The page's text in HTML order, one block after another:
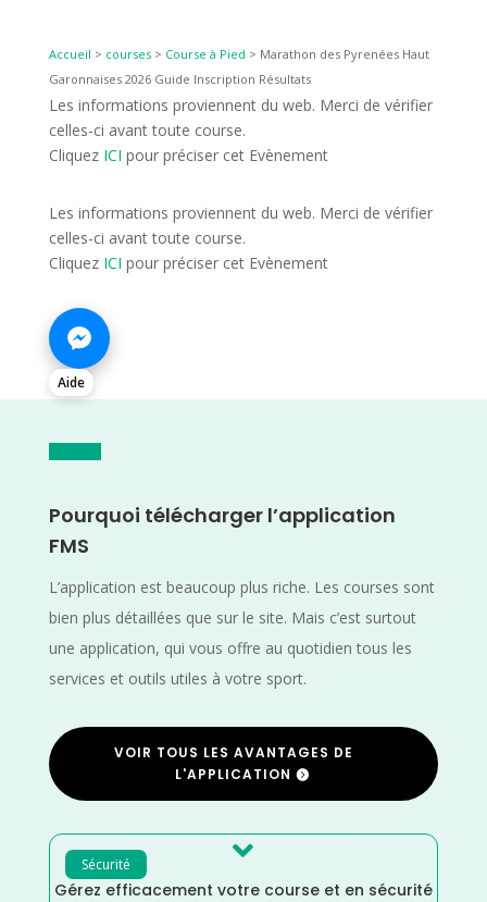
Accueil > courses> Course à Pied > Marathon des Pyrenées Haut
Garonnaises 2026 Guide Inscription Résultats
Les informations proviennent du web. Merci de vérifier
celles-ci avant toute course.
Cliquez ICI pour préciser cet Evènement
Les informations proviennent du web. Merci de vérifier
celles-ci avant toute course.
Cliquez ICI pour préciser cet Evènement
Aide
Pourquoi télécharger l’application
FMS
L’application est beaucoup plus riche. Les courses sont
bien plus détaillées que sur le site. Mais c’est surtout
une application, qui vous offre au quotidien tous les
services et outils utiles à votre sport.
VOIR TOUS LES AVANTAGES DE
L'APPLICATION
Sécurité 
Gérez efficacement votre course et en sécurité